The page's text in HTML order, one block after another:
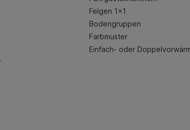
Felgen 1x1
Bodengruppen
Farbmuster
Einfach- oder